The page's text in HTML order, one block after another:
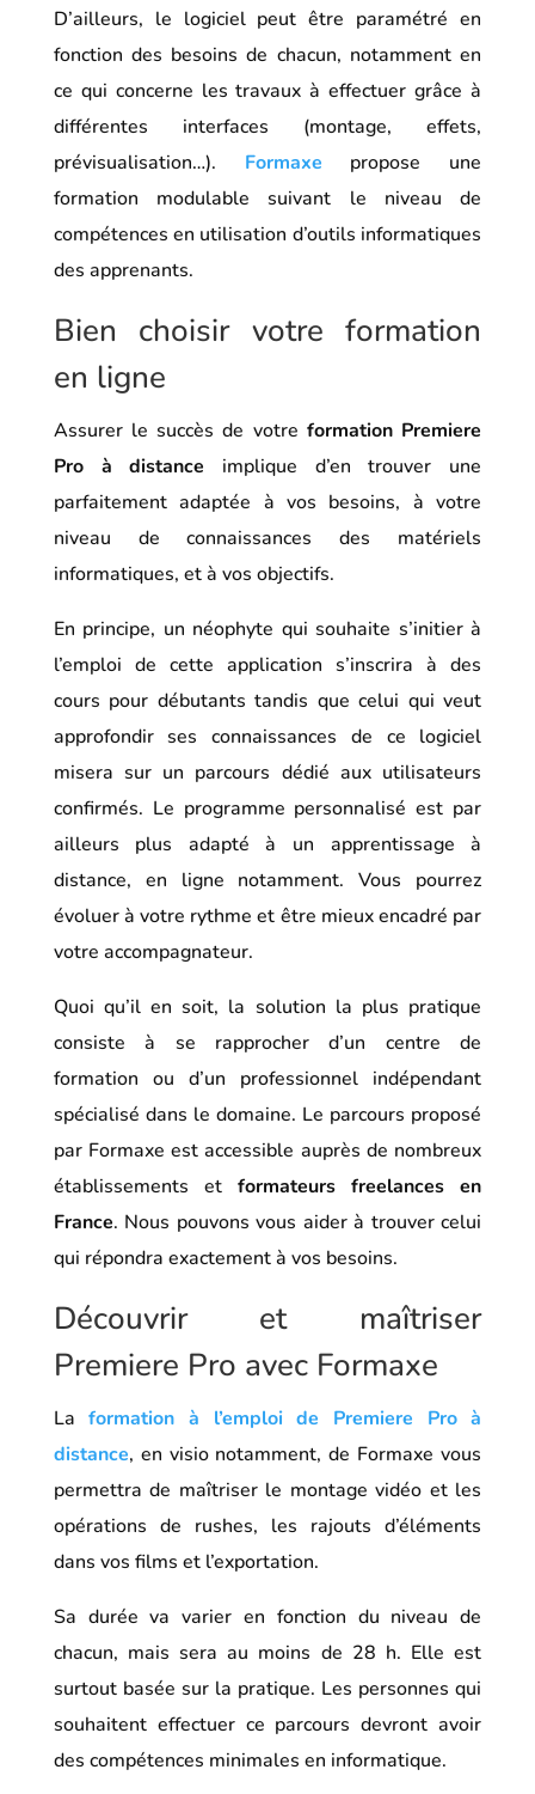
D’ailleurs, le logiciel peut être paramétré en
fonction des besoins de chacun, notamment en
ce qui concerne les travaux à effectuer grâce à
différentes interfaces (montage, effets,
prévisualisation…). Formaxe propose une
formation modulable suivant le niveau de
compétences en utilisation d’outils informatiques
des apprenants.
Bien choisir votre formation
en ligne
Assurer le succès de votre formation Premiere
Pro à distance implique d’en trouver une
parfaitement adaptée à vos besoins, à votre
niveau de connaissances des matériels
informatiques, et à vos objectifs.
En principe, un néophyte qui souhaite s’initier à
l’emploi de cette application s’inscrira à des
cours pour débutants tandis que celui qui veut
approfondir ses connaissances de ce logiciel
misera sur un parcours dédié aux utilisateurs
confirmés. Le programme personnalisé est par
ailleurs plus adapté à un apprentissage à
distance, en ligne notamment. Vous pourrez
évoluer à votre rythme et être mieux encadré par
votre accompagnateur.
Quoi qu’il en soit, la solution la plus pratique
consiste à se rapprocher d’un centre de
formation ou d’un professionnel indépendant
spécialisé dans le domaine. Le parcours proposé
par Formaxe est accessible auprès de nombreux
établissements et formateurs freelances en
France. Nous pouvons vous aider à trouver celui
qui répondra exactement à vos besoins.
Découvrir et maîtriser
Premiere Pro avec Formaxe
Laformation à l’emploi de Premiere Pro à
distance, en visio notamment, de Formaxe vous
permettra de maîtriser le montage vidéo et les
opérations de rushes, les rajouts d’éléments
dans vos films et l’exportation.
Sa durée va varier en fonction du niveau de
chacun, mais sera au moins de 28 h. Elle est
surtout basée sur la pratique. Les personnes qui
souhaitent effectuer ce parcours devront avoir
des compétences minimales en informatique.